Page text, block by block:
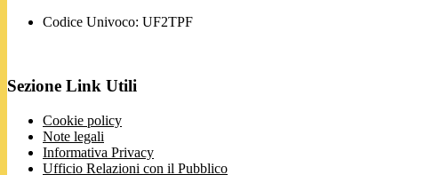
Codice Univoco: UF2TPF
Sezione Link Utili
Cookie policy
Note legali
Informativa Privacy
Ufficio Relazioni con il Pubblico